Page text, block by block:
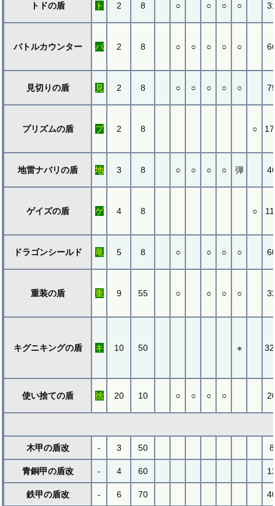
トドの盾 ト 2 8 ○ ○ ○ ○
バトルカウンター バ 2 8 ○ ○ ○ ○ ○
見切りの盾 見 2 8 ○ ○ ○ ○ ○
プリズムの盾 プ 2 8 ○
地雷ナバリの盾 地 3 8 ○ ○ ○ ○ 弾
ゲイズの盾 ゲ 4 8 ○
ドラゴンシールド 竜 5 8 ○ ○ ○ ○
重装の盾 重 9 55 ○ ○ ○ ○
キグニキングの盾 キ 10 50 ※
使い捨ての盾 捨 20 10 ○ ○ ○ ○
木甲の盾改 - 3 50
青銅甲の盾改 - 4 60
鉄甲の盾改 - 6 70